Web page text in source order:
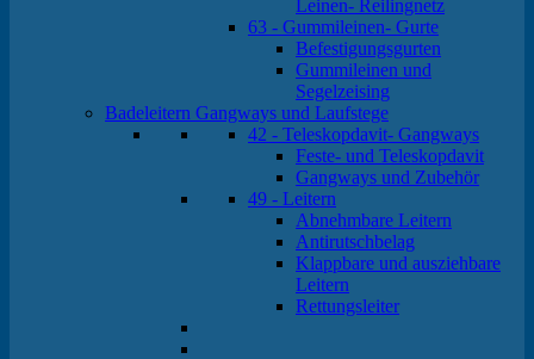
Leinen- Reilingnetz
63 - Gummileinen- Gurte
Befestigungsgurten
Gummileinen und
Segelzeising
Badeleitern Gangways und Laufstege
42 - Teleskopdavit- Gangways
Feste- und Teleskopdavit
Gangways und Zubehör
49 - Leitern
Abnehmbare Leitern
Antirutschbelag
Klappbare und ausziehbare
Leitern
Rettungsleiter